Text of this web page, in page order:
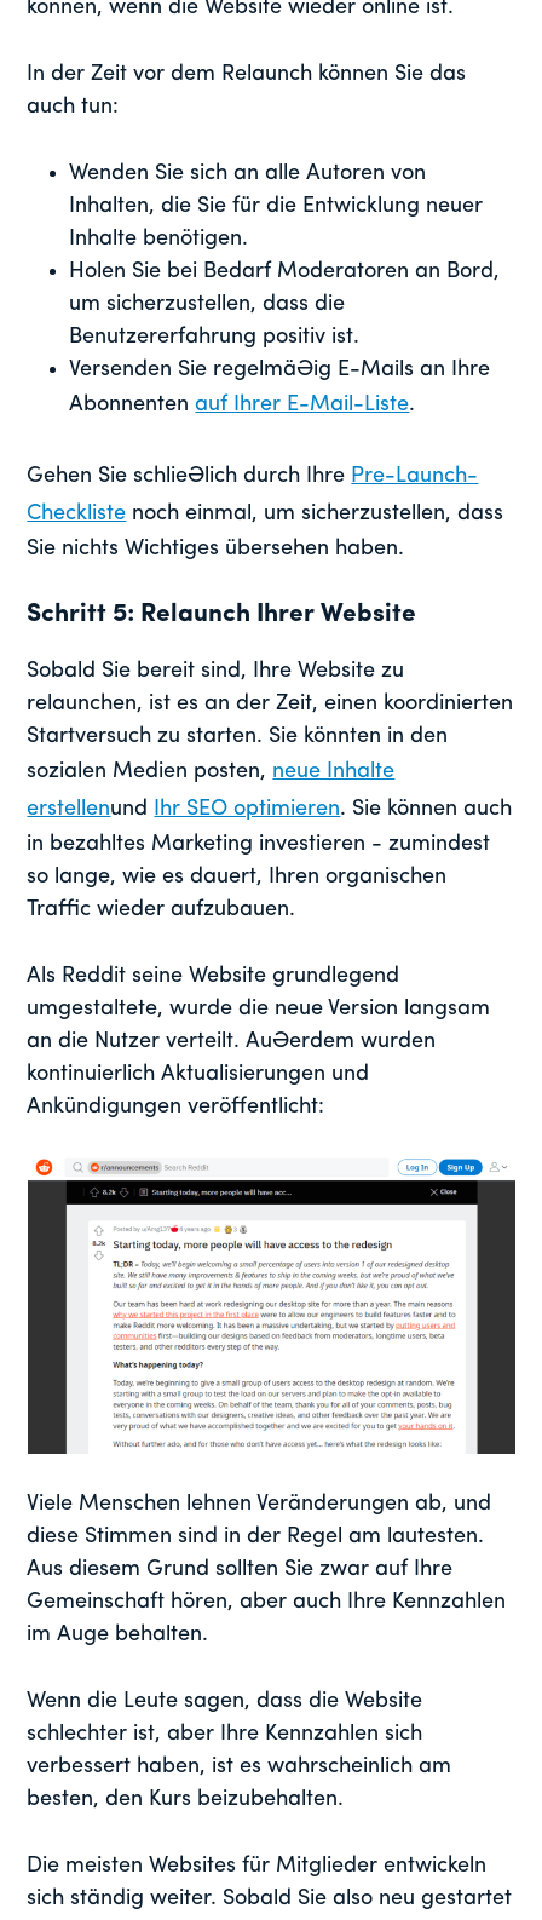
können, wenn die Website wieder online ist.
In der Zeit vor dem Relaunch können Sie das
auch tun:
Wenden Sie sich an alle Autoren von
Inhalten, die Sie für die Entwicklung neuer
Inhalte benötigen.
Holen Sie bei Bedarf Moderatoren an Bord,
um sicherzustellen, dass die
Benutzererfahrung positiv ist.
Versenden Sie regelmäßig E-Mails an Ihre
Abonnentenauf Ihrer E-Mail-Liste.
Gehen Sie schließlich durch Ihre Pre-Launch-
Checkliste noch einmal, um sicherzustellen, dass
Sie nichts Wichtiges übersehen haben.
Schritt 5: Relaunch Ihrer Website
Sobald Sie bereit sind, Ihre Website zu
relaunchen, ist es an der Zeit, einen koordinierten
Startversuch zu starten. Sie könnten in den
sozialen Medien posten, neue Inhalte
erstellenund Ihr SEO optimieren. Sie können auch
in bezahltes Marketing investieren - zumindest
so lange, wie es dauert, Ihren organischen
Traffic wieder aufzubauen.
Als Reddit seine Website grundlegend
umgestaltete, wurde die neue Version langsam
an die Nutzer verteilt. Außerdem wurden
kontinuierlich Aktualisierungen und
Ankündigungen veröffentlicht:
Viele Menschen lehnen Veränderungen ab, und
diese Stimmen sind in der Regel am lautesten.
Aus diesem Grund sollten Sie zwar auf Ihre
Gemeinschaft hören, aber auch Ihre Kennzahlen
im Auge behalten.
Wenn die Leute sagen, dass die Website
schlechter ist, aber Ihre Kennzahlen sich
verbessert haben, ist es wahrscheinlich am
besten, den Kurs beizubehalten.
Die meisten Websites für Mitglieder entwickeln
sich ständig weiter. Sobald Sie also neu gestartet